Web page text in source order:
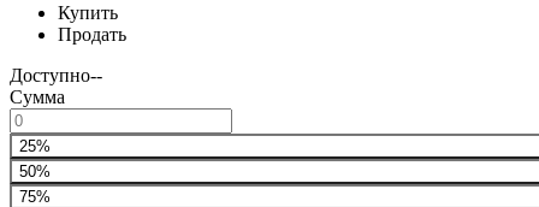
Купить
Продать
Доступно--
Сумма
25%
50%
75%